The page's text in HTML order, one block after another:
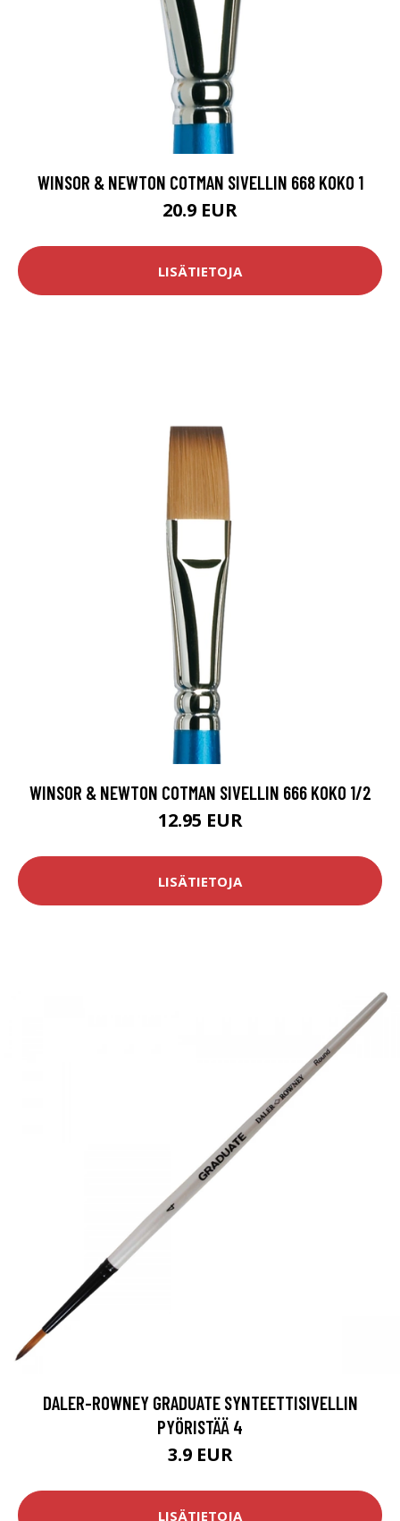
WINSOR & NEWTON COTMAN SIVELLIN 668 KOKO 1
20.9 EUR
LISÄTIETOJA
WINSOR & NEWTON COTMAN SIVELLIN 666 KOKO 1/2
12.95 EUR
LISÄTIETOJA
DALER-ROWNEY GRADUATE SYNTEETTISIVELLIN
PYÖRISTÄÄ 4
3.9 EUR
LISÄTIETOJA